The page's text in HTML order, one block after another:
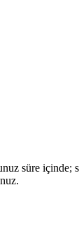
süre